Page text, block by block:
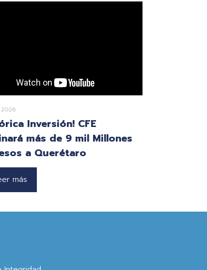
Inversión! CFE
más de 9 mil Millones
a Querétaro
más